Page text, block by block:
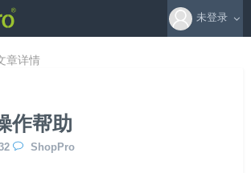
未登录
章详情
作帮助
ShopPro